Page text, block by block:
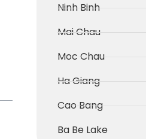
Ninh Binh
Mai Chau
Moc Chau
Ha Giang
Cao Bang
Ba Be Lake